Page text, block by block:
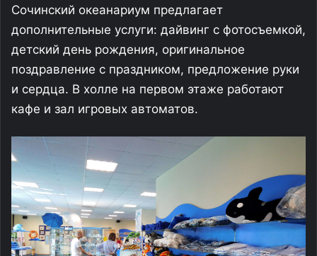
Сочинский океанариум предлагает
дополнительные услуги: дайвинг с фотосъемкой,
детский день рождения, оригинальное
поздравление с праздником, предложение руки
и сердца. В холле на первом этаже работают
кафе и зал игровых автоматов.